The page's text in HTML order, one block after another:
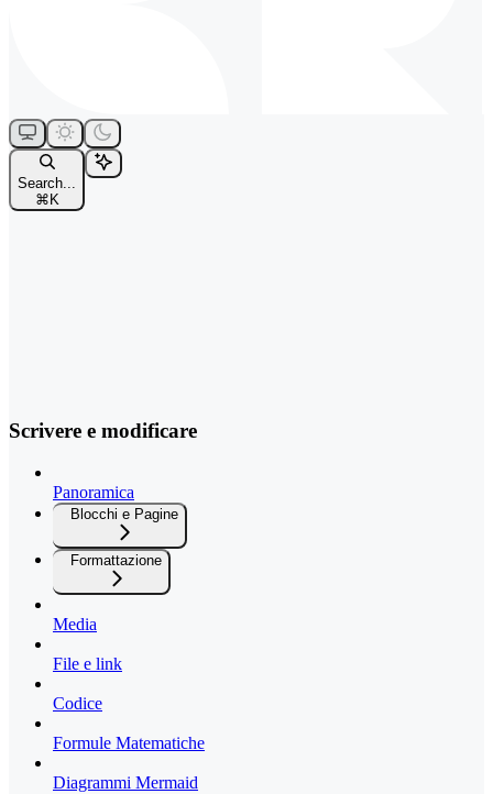
Search...
⌘ K
Scrivere e modificare
Panoramica
Blocchi e Pagine
Formattazione
Media
File e link
Codice
Formule Matematiche
Diagrammi Mermaid